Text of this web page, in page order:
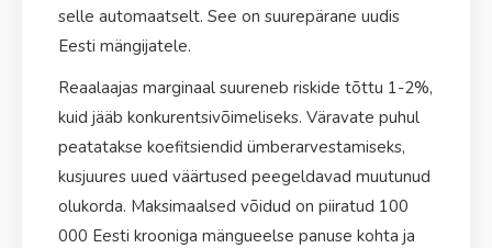
selle automaatselt. See on suurepärane uudis
Eesti mängijatele.
Reaalaajas marginaal suureneb riskide tõttu 1-2%,
kuid jääb konkurentsivõimeliseks. Väravate puhul
peatatakse koefitsiendid ümberarvestamiseks,
kusjuures uued väärtused peegeldavad muutunud
olukorda. Maksimaalsed võidud on piiratud 100
000 Eesti krooniga mängueelse panuse kohta ja